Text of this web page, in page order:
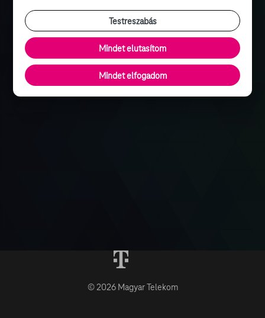
© 2026 Magyar Telekom
Testreszabás
Mindet elutasítom
Mindet elfogadom